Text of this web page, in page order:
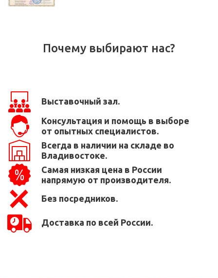
Почему выбирают нас?
Выставочный зал.
Консультация и помощь в выборе
от опытных специалистов.
Всегда в наличии на складе во
Владивостоке.
Самая низкая цена в России
напрямую от производителя.
Без посредников.
Доставка по всей России.